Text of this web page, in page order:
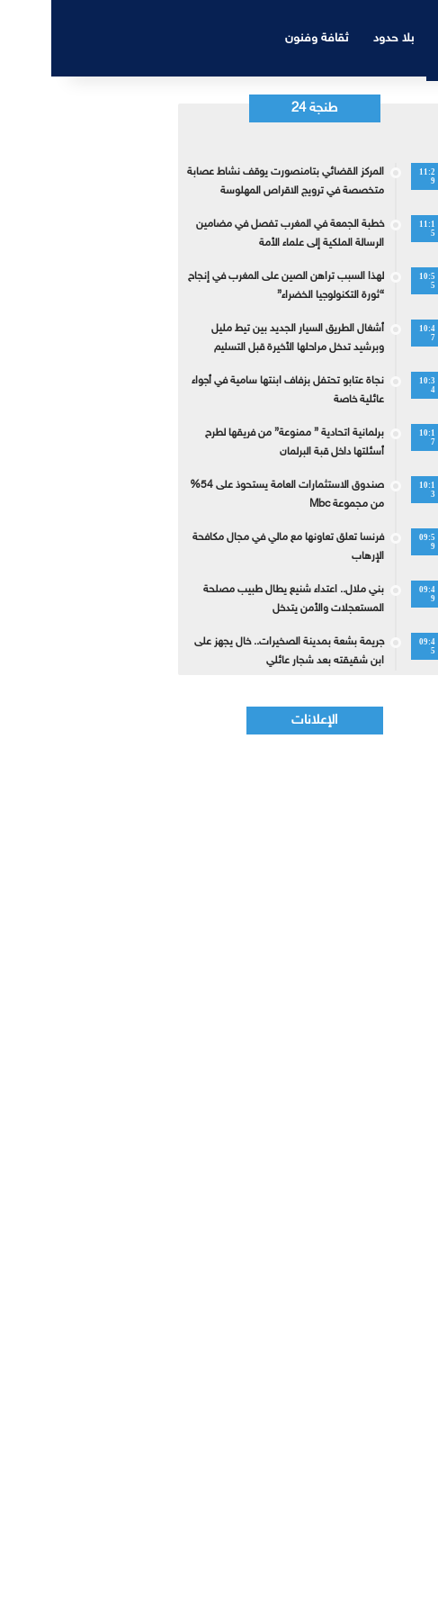
بلا حدود ثقافة وفنون
طنجة 24
11:2
9
المركز القضائي بتامنصورت يوقف نشاط عصابة
متخصصة في ترويج الاقراص المهلوسة
11:1
5
خطبة الجمعة في المغرب تفصل في مضامين
الرسالة الملكية إلى علماء الأمة
10:5
5
لهذا السبب تراهن الصين على المغرب في إنجاح
“ثورة التكنولوجيا الخضراء”
10:4
7
أشغال الطريق السيار الجديد بين تيط مليل
وبرشيد تدخل مراحلها الأخيرة قبل التسليم
10:3
4
نجاة عتابو تحتفل بزفاف ابنتها سامية في أجواء
عائلية خاصة
10:1
7
برلمانية اتحادية ” ممنوعة” من فريقها لطرح
أسئلتها داخل قبة البرلمان
10:1
3
صندوق الاستثمارات العامة يستحوذ على 54%
من مجموعة Mbc
09:5
9
فرنسا تعلق تعاونها مع مالي في مجال مكافحة
الإرهاب
09:4
9
بني ملال.. اعتداء شنيع يطال طبيب مصلحة
المستعجلات والأمن يتدخل
09:4
5
جريمة بشعة بمدينة الصخيرات.. خال يجهز على
ابن شقيقته بعد شجار عائلي
الإعلانات